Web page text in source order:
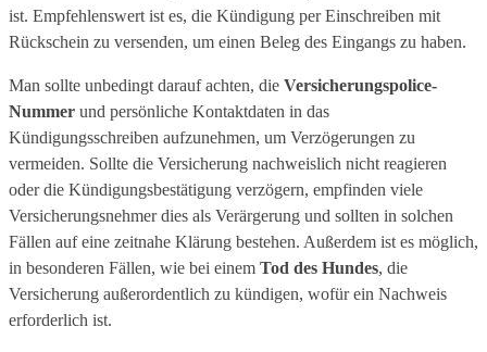
ist. Empfehlenswert ist es, die Kündigung per Einschreiben mit
Rückschein zu versenden, um einen Beleg des Eingangs zu haben.
Man sollte unbedingt darauf achten, die Versicherungspolice-
Nummer und persönliche Kontaktdaten in das
Kündigungsschreiben aufzunehmen, um Verzögerungen zu
vermeiden. Sollte die Versicherung nachweislich nicht reagieren
oder die Kündigungsbestätigung verzögern, empfinden viele
Versicherungsnehmer dies als Verärgerung und sollten in solchen
Fällen auf eine zeitnahe Klärung bestehen. Außerdem ist es möglich,
in besonderen Fällen, wie bei einem Tod des Hundes, die
Versicherung außerordentlich zu kündigen, wofür ein Nachweis
erforderlich ist.